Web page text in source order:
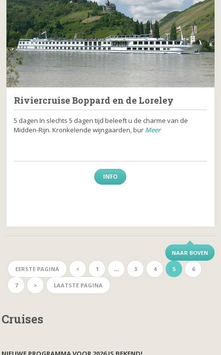
Riviercruise Boppard en de Loreley
5 dagen In slechts 5 dagen tijd beleeft u de charme van de
Midden-Rijn. Kronkelende wijngaarden, bur Meer
INFO
NAAR BOVEN
EERSTE PAGINA < 1 … 3 4 5 6
7 > LAATSTE PAGINA
Cruises